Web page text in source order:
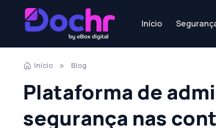
Início
Início Blog
Plataforma de
segurança nas